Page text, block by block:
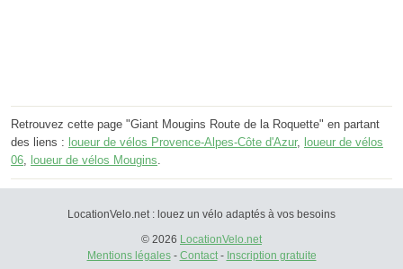
Retrouvez cette page "Giant Mougins Route de la Roquette" en partant
des liens : loueur de vélos Provence-Alpes-Côte d'Azur, loueur de vélos
06, loueur de vélos Mougins.
LocationVelo.net : louez un vélo adaptés à vos besoins
© 2026 LocationVelo.net
Mentions légales- Contact- Inscription gratuite